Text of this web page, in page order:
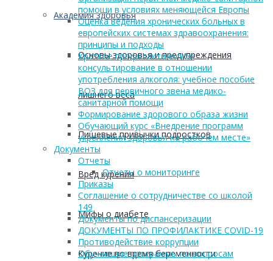
Академия здоровья
Основы здоровья и предупреждения
лишнего веса
Пищевые привычки подростков
Вред курения
Мифы о диабете
Курение во время беременности
помощи в условиях меняющейся Европы
Оценка ведения хронических больных в
европейских системах здравоохранения:
принципы и подходы
Краткое профилактическое
консультирование в отношении
употребления алкоголя: учебное пособие
ВОЗ для первичного звена медико-
санитарной помощи
Формирование здорового образа жизни
Обучающий курс «Внедрение программ
укрепления здоровья на рабочем месте»
Документы
Отчеты
Отчеты о мониторинге
Приказы
Соглашение о сотрудничестве со школой
149
Документы по диспансеризации
ДОКУМЕНТЫ ПО ПРОФИЛАКТИКЕ COVID-19
Противодействие коррупции
Обучающие программы по вопросам